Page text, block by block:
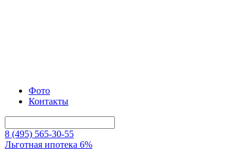
Фото
Контакты
8 (495) 565-30-55
Льготная ипотека 6%